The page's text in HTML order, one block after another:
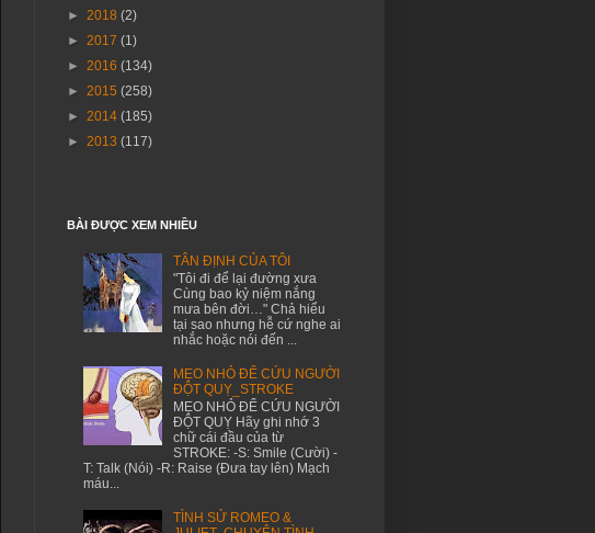
► 2018 (2)
► 2017 (1)
► 2016 (134)
► 2015 (258)
► 2014 (185)
► 2013 (117)
BÀI ĐƯỢC XEM NHIỀU
TÂN ĐỊNH CỦA TÔI
"Tôi đi để lại đường xưa
Cùng bao kỷ niệm nắng
mưa bên đời…" Chả hiểu
tại sao nhưng hễ cứ nghe ai
nhắc hoặc nói đến ...
MẸO NHỎ ĐỂ CỨU NGƯỜI
ĐỘT QUỴ_STROKE
MẸO NHỎ ĐỂ CỨU NGƯỜI
ĐỘT QUỴ Hãy ghi nhớ 3
chữ cái đầu của từ
STROKE: -S: Smile (Cười) -
T: Talk (Nói) -R: Raise (Đưa tay lên) Mạch
máu...
TÌNH SỬ ROMEO &